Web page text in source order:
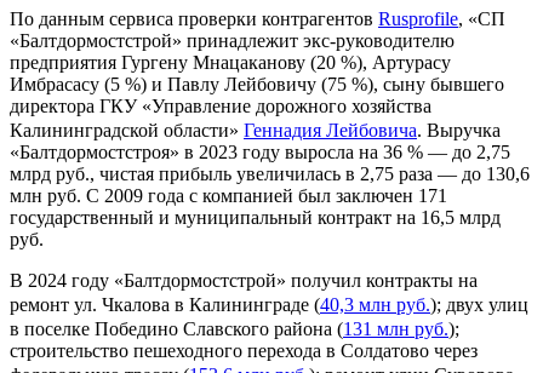
По данным сервиса проверки контрагентов Rusprofile, «СП
«Балтдормостстрой» принадлежит экс-руководителю
предприятия Гургену Мнацаканову (20 %), Артурасу
Имбрасасу (5 %) и Павлу Лейбовичу (75 %), сыну бывшего
директора ГКУ «Управление дорожного хозяйства
Калининградской области» Геннадия Лейбовича. Выручка
«Балтдормостстроя» в 2023 году выросла на 36 % — до 2,75
млрд руб., чистая прибыль увеличилась в 2,75 раза — до 130,6
млн руб. С 2009 года с компанией был заключен 171
государственный и муниципальный контракт на 16,5 млрд
руб.
В 2024 году «Балтдормостстрой» получил контракты на
ремонт ул. Чкалова в Калининграде (40,3 млн руб.); двух улиц
в поселке Победино Славского района (131 млн руб.);
строительство пешеходного перехода в Солдатово через